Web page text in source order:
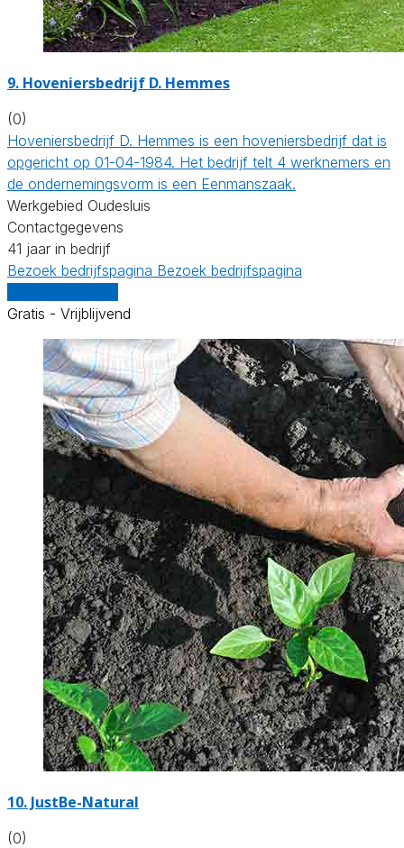
9. Hoveniersbedrijf D. Hemmes
(0)
Hoveniersbedrijf D. Hemmes is een hoveniersbedrijf dat is
opgericht op 01-04-1984. Het bedrijf telt 4 werknemers en
de ondernemingsvorm is een Eenmanszaak.
Werkgebied Oudesluis
Contactgegevens
41 jaar in bedrijf
Bezoek bedrijfspagina Bezoek bedrijfspagina
Gratis - Vrijblijvend
10. JustBe-Natural
(0)